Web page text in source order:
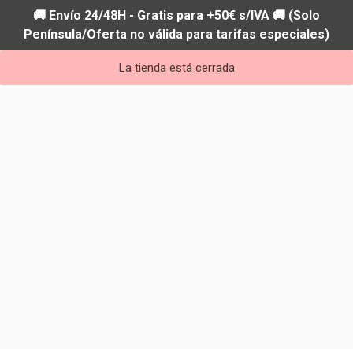
🚚 Envío 24/48H - Gratis para +50€ s/IVA 🚚 (Solo
Península/Oferta no válida para tarifas especiales)
La tienda está cerrada